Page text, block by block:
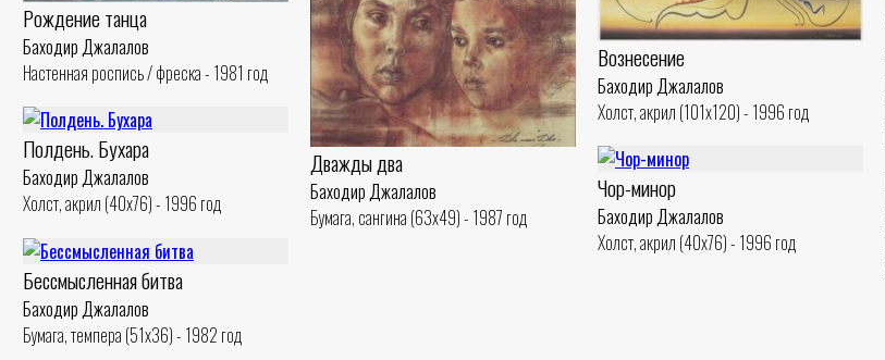
Рождение танца
Баходир Джалалов
Настенная роспись / фреска - 1981 год
Дважды два
Баходир Джалалов
Бумага, сангина (63x49) - 1987 год
Вознесение
Баходир Джалалов
Холст, акрил (101x120) - 1996 год
Полдень. Бухара
Баходир Джалалов
Холст, акрил (40x76) - 1996 год
Чор-минор
Баходир Джалалов
Холст, акрил (40x76) - 1996 год
Бессмысленная битва
Баходир Джалалов
Бумага, темпера (51x36) - 1982 год